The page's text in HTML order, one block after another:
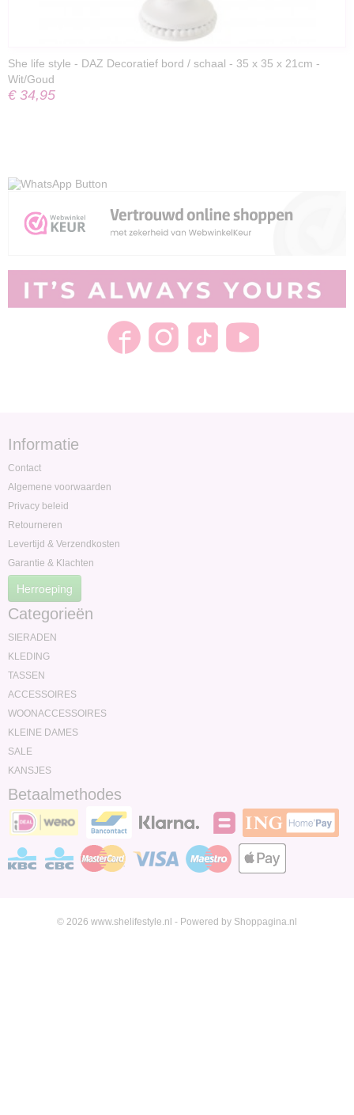
She life style - DAZ Decoratief bord / schaal - 35 x 35 x 21cm -
Wit/Goud
€ 34,95
Informatie
Contact
Algemene voorwaarden
Privacy beleid
Retourneren
Levertijd & Verzendkosten
Garantie & Klachten
Herroeping
Categorieën
SIERADEN
KLEDING
TASSEN
ACCESSOIRES
WOONACCESSOIRES
KLEINE DAMES
SALE
KANSJES
Betaalmethodes
© 2026 www.shelifestyle.nl - Powered by Shoppagina.nl